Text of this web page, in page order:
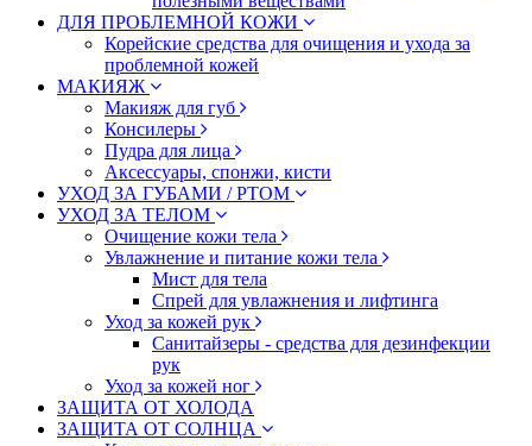
ДЛЯ ПРОБЛЕМНОЙ КОЖИ
Корейские средства для очищения и ухода за
проблемной кожей
МАКИЯЖ
Макияж для губ
Консилеры
Пудра для лица
Аксессуары, спонжи, кисти
УХОД ЗА ГУБАМИ / РТОМ
УХОД ЗА ТЕЛОМ
Очищение кожи тела
Увлажнение и питание кожи тела
Мист для тела
Спрей для увлажнения и лифтинга
Уход за кожей рук
Санитайзеры - средства для дезинфекции
рук
Уход за кожей ног
ЗАЩИТА ОТ ХОЛОДА
ЗАЩИТА ОТ СОЛНЦА